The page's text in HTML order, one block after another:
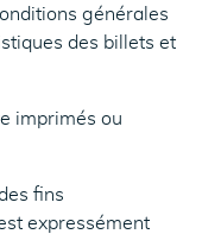
générales
des billets et
imprimés ou
fins
expressément